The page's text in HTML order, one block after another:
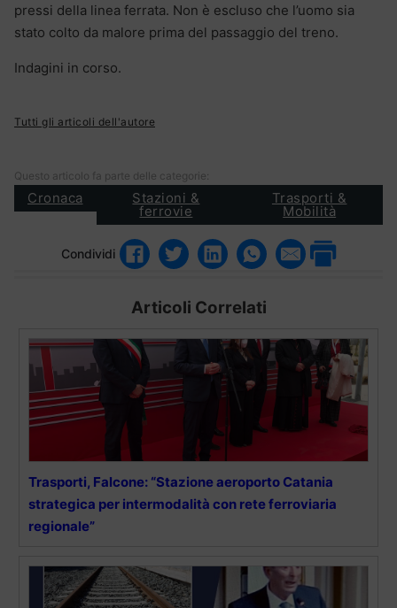
pressi della linea ferrata. Non è escluso che l’uomo sia
stato colto da malore prima del passaggio del treno.
Indagini in corso.
Tutti gli articoli dell'autore
Questo articolo fa parte delle categorie:
Cronaca Stazioni &
ferrovie
Trasporti &
Mobilità
Condividi
Articoli Correlati
Trasporti, Falcone: “Stazione aeroporto Catania
strategica per intermodalità con rete ferroviaria
regionale”